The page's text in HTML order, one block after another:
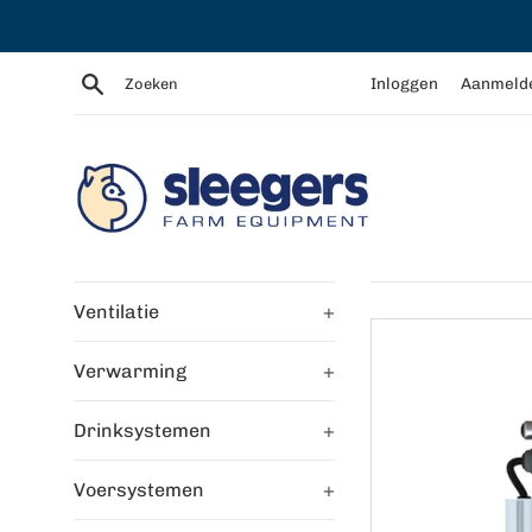
Zoeken Inloggen
Ventilatie +
Verwarming +
Drinksystemen +
Voersystemen +